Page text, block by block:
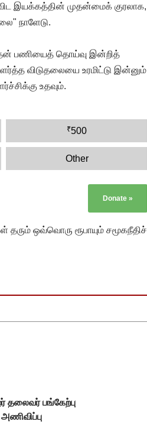
இயக்கத்தின் முதன்மைக் குரலாக,
நாளேடு.
தன் பணியைத் தொய்வு இன்றித்
விடுதலையை உரமிட்டு இன்னும்
உதவும்.
₹500
Other
Donate »
ஒவ்வொரு ரூபாயும் சமூகநீதிச்
தலைவர் பங்கேற்பு